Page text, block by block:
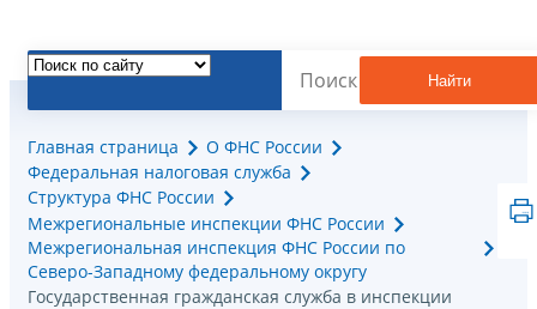
Найти
Главная страница
О ФНС России
Федеральная налоговая служба
Структура ФНС России
Межрегиональные инспекции ФНС России
Межрегиональная инспекция ФНС России по
Северо-Западному федеральному округу
Государственная гражданская служба в инспекции